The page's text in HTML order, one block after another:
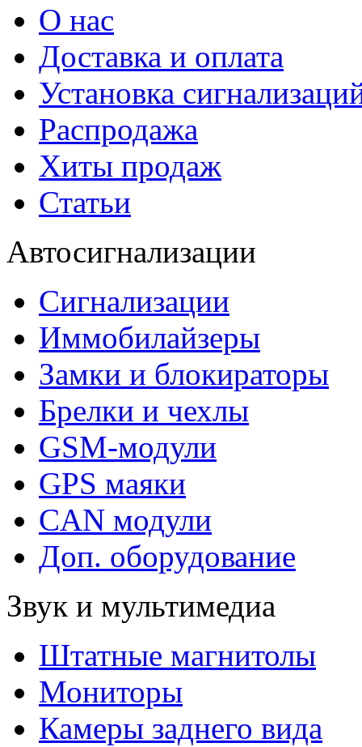
О нас
Доставка и оплата
Установка
Распродажа
Хиты продаж
Статьи
Автосигнализации
Сигнализации
Иммобилайзеры
Замки и блокираторы
Брелки и чехлы
GSM-модули
GPS маяки
CAN модули
Доп. оборудование
Звук и мультимедиа
Штатные магнитолы
Мониторы
Камеры заднего вида